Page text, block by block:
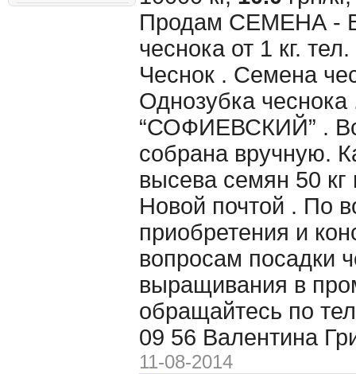
Продам CЕМЕНА -
чеснока от 1 кг.
Чеснок . Семена
Однозубка чеснока
“СОФИЕВСКИЙ” .
собрана вручную.
высева семян 50 кг
Новой почтой . По
приобретения и
вопросам посадки
выращивания в
обращайтесь по
09 56 Валентина
11-08-2014